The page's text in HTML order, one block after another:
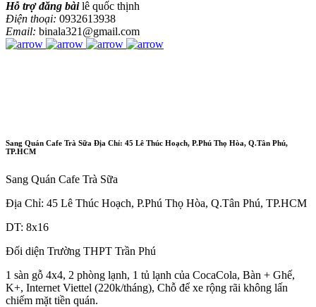
Hỗ trợ đăng bàilê quốc thịnh
Điện thoại: 0932613938
Email: binala321@gmail.com
Sang Quán Cafe Trà Sữa Địa Chỉ: 45 Lê Thúc Hoạch, P.Phú Thọ Hòa, Q.Tân Phú,
TP.HCM
Sang Quán Cafe Trà Sữa
Địa Chỉ: 45 Lê Thúc Hoạch, P.Phú Thọ Hòa, Q.Tân Phú, TP.HCM
DT: 8x16
Đối diện Trường THPT Trần Phú
1 sàn gỗ 4x4, 2 phòng lạnh, 1 tủ lạnh của CocaCola, Bàn + Ghế,
K+, Internet Viettel (220k/tháng), Chỗ để xe rộng rãi không lấn
chiếm mặt tiền quán.